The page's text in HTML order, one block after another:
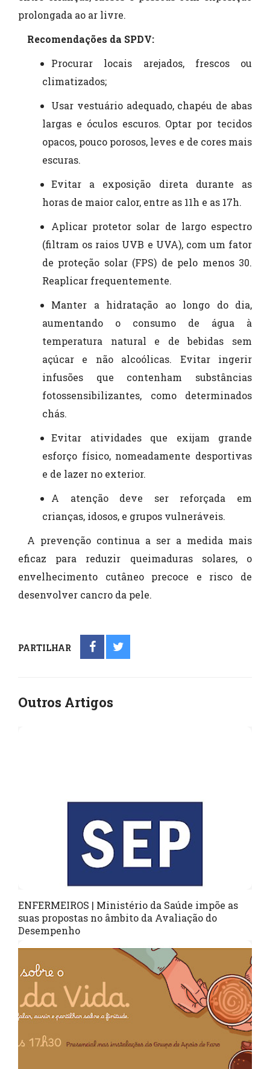
prolongada ao ar livre.
Recomendações da SPDV:
Procurar locais arejados, frescos ou
climatizados;
Usar vestuário adequado, chapéu de abas
largas e óculos escuros. Optar por tecidos
opacos, pouco porosos, leves e de cores mais
escuras.
Evitar a exposição direta durante as
horas de maior calor, entre as 11h e as 17h.
Aplicar protetor solar de largo espectro
(filtram os raios UVB e UVA), com um fator
de proteção solar (FPS) de pelo menos 30.
Reaplicar frequentemente.
Manter a hidratação ao longo do dia,
aumentando o consumo de água à
temperatura natural e de bebidas sem
açúcar e não alcoólicas. Evitar ingerir
infusões que contenham substâncias
fotossensibilizantes, como determinados
chás.
Evitar atividades que exijam grande
esforço físico, nomeadamente desportivas
e de lazer no exterior.
A atenção deve ser reforçada em
crianças, idosos, e grupos vulneráveis.
A prevenção continua a ser a medida mais
eficaz para reduzir queimaduras solares, o
envelhecimento cutâneo precoce e risco de
desenvolver cancro da pele.
PARTILHAR
Outros Artigos
ENFERMEIROS | Ministério da Saúde impõe as
suas propostas no âmbito da Avaliação do
Desempenho